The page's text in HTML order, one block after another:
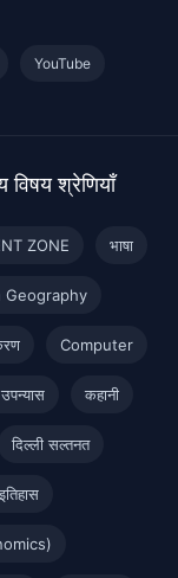
YouTube
श्रेणियाँ
ZONE भाषा
Geography
Computer
कहानी
दिल्ली सल्तनत